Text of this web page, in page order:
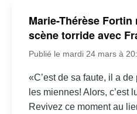
Marie-Thérèse
scène torride avec
Publié le mardi 24 mars à
«C’est de sa faute, il a
les miennes! Alors, c’est
Revivez ce moment au